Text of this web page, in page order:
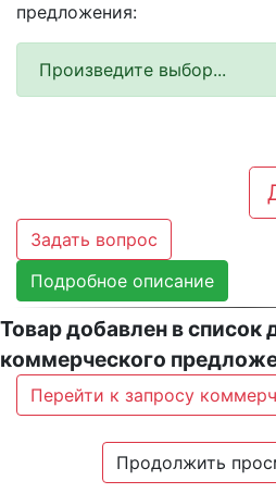
предложения:
Произведите выбор...
Задать вопрос
Подробное описание
Товар добавлен в список
коммерческого
Перейти к запросу
Продолжить